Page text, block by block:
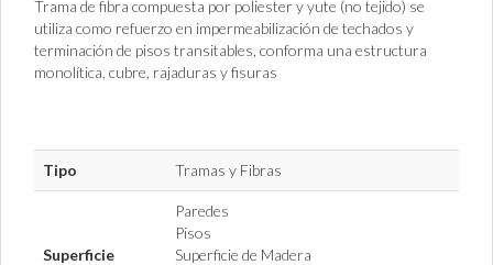
Trama de fibra compuesta por poliester y yute (no tejido) se
utiliza como refuerzo en impermeabilización de techados y
terminación de pisos transitables, conforma una estructura
monolítica, cubre, rajaduras y fisuras
Tipo Tramas y Fibras
Superficie
Paredes
Pisos
Superficie de Madera